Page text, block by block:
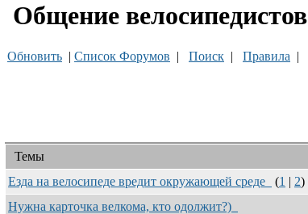
Общение велосипедистов
Обновить | Список Форумов | Поиск | Правила |
Темы
Езда на велосипеде вредит окружающей среде
(1 | 2)
Нужна карточка велкома, кто одолжит?)